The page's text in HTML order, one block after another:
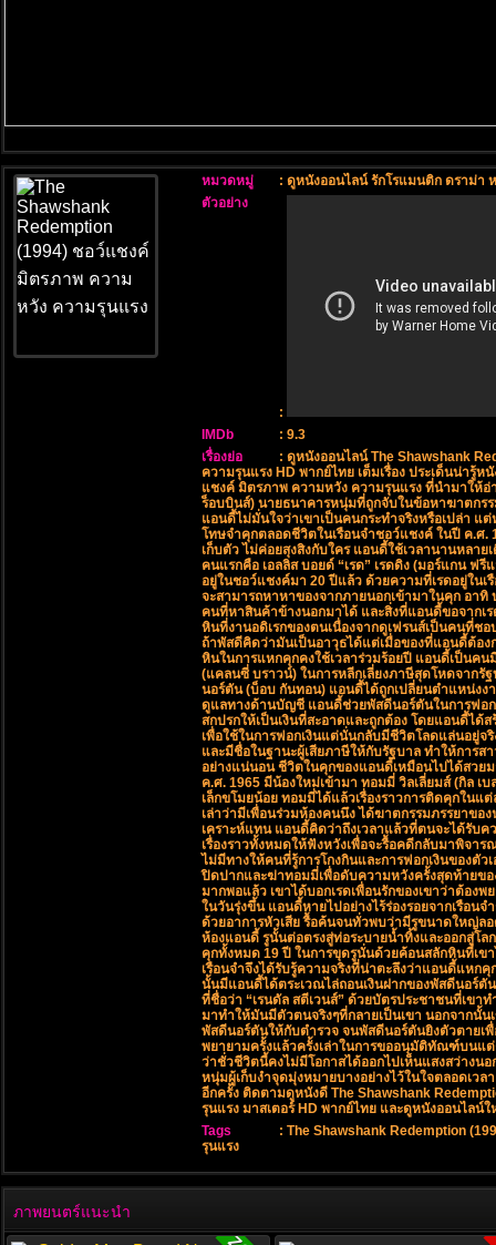
หมวดหมู่ : ดูหนังออนไลน์ รักโรแมนติก ดราม่า
ตัวอย่าง
:
IMDb
: 9.3
เรื่องย่อ
: ดูหนังออนไลน์ The Shawshank
ความรุนแรง HD พากย์ไทย เต็มเรื่อง ประเด็นน่ารู้ห
แชงค์ มิตรภาพ ความหวัง ความรุนแรง ที่นำมาให้อ่
ร็อบบินส์) นายธนาคารหนุ่มที่ถูกจับในข้อหาฆาตกร
แอนดี้ไม่มั่นใจว่าเขาเป็นคนกระทำจริงหรือเปล่า แ
โทษจำคุกตลอดชีวิตในเรือนจำชอว์แชงค์ ในปี ค.ศ.
เก็บตัว ไม่ค่อยสุงสิงกับใคร แอนดี้ใช้เวลานานหลา
คนแรกคือ เอลลิส บอยด์ “เรด” เรดดิง (มอร์แกน
อยู่ในชอว์แชงค์มา 20 ปีแล้ว ด้วยความที่เรดอยู่ใน
จะสามารถหาหาของจากภายนอกเข้ามาในคุก อาทิ
คนที่หาสินค้าข้างนอกมาได้ และสิ่งที่แอนดี้ขอจากเ
หินที่งานอดิเรกของตนเนื่องจากดูเฟรนส์เป็นคนที่ช
ถ้าพัสดีคิดว่ามันเป็นอาวุธได้แต่เมื่อของที่แอนดี้ต้อง
หินในการแหกคุกคงใช้เวลาร่วมร้อยปี แอนดี้เป็นค
(แคลนซี่ บราวน์) ในการหลีกเลี่ยงภาษีสุดโหดจากรั
นอร์ตัน (บ็อบ กันทอน) แอนดี้ได้ถูกเปลี่ยนตำแหน่งง
ดูแลทางด้านบัญชี แอนดี้ช่วยพัสดีนอร์ตันในการฟอก
สกปรกให้เป็นเงินที่สะอาดและถูกต้อง โดยแอนดี้ได้
เพื่อใช้ในการฟอกเงินแต่นั่นกลับมีชีวิตโลดแล่นอยู่จ
และมีชื่อในฐานะผู้เสียภาษีให้กับรัฐบาล ทำให้การ
อย่างแน่นอน ชีวิตในคุกของแอนดี้เหมือนไปได้สวย
ค.ศ. 1965 มีน้องใหม่เข้ามา ทอมมี่ วิลเลี่ยมส์ (กิล เ
เล็กขโมยน้อย ทอมมี่ได้แล้วเรื่องราวการติดคุกใน
เล่าว่ามีเพื่อนร่วมห้องคนนึง ได้ฆาตกรรมภรรยาข
เคราะห์แทน แอนดี้คิดว่าถึงเวลาแล้วที่ตนจะได้รับ
เรื่องราวทั้งหมดให้ฟังหวังเพื่อจะรื้อคดีกลับมาพิจ
ไม่มีทางให้คนที่รู้การโกงกินและการฟอกเงินของตั
ปิดปากและฆ่าทอมมี่เพื่อดับความหวังครั้งสุดท้ายข
มากพอแล้ว เขาได้บอกเรดเพื่อนรักของเขาว่าต้อง
ในวันรุ่งขึ้น แอนดี้หายไปอย่างไร้ร่องรอยจากเรือ
ด้วยอาการหัวเสีย รื้อค้นจนทั่วพบว่ามีรูขนาดใหญ่ล
ห้องแอนดี้ รูนั้นต่อตรงสู่ท่อระบายน้ำทิ้งและออกสู่โล
คุกทั้งหมด 19 ปี ในการขุดรูนั่นด้วยค้อนสลักหินที่เขา
เรือนจำจึงได้รับรู้ความจริงที่น่าตะลึงว่าแอนดี้แหก
นั้นมีแอนดี้ได้ตระเวณไล่ถอนเงินฝากของพัสดีนอร์ตั
ที่ชื่อว่า “เรนดัล สตีเวนส์” ด้วยบัตรประชาชนที่เขา
มาทำให้มันมีตัวตนจริงๆที่กลายเป็นเขา นอกจากนั้
พัสดีนอร์ตันให้กับตำรวจ จนพัสดีนอร์ตันยิงตัวตายเ
พยายามครั้งแล้วครั้งเล่าในการขออนุมัติทัณฑ์บนแ
ว่าชั่วชีวิตนี้คงไม่มีโอกาสได้ออกไปเห็นแสงสว่างน
หนุ่มผู้เก็บงำจุดมุ่งหมายบางอย่างไว้ในใจตลอดเว
อีกครั้ง ติดตามดูหนังดี The Shawshank
รุนแรง มาสเตอร์ HD พากย์ไทย และดูหนังออนไลน์
Tags
: The Shawshank Redemption
รุนแรง
ภาพยนตร์แนะนำ